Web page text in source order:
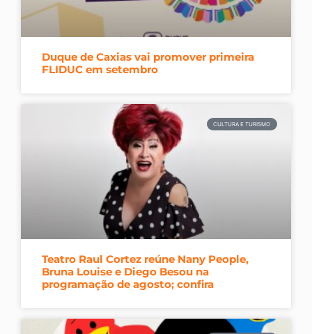
Duque de Caxias vai promover primeira
FLIDUC em setembro
CULTURA E TURISMO
Teatro Raul Cortez reúne Nany People,
Bruna Louise e Diego Besou na
programação de agosto; confira